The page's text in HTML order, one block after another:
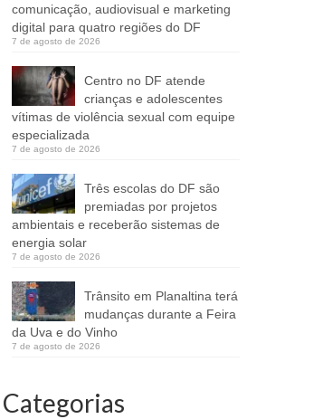
comunicação, audiovisual e marketing
digital para quatro regiões do DF
7 de agosto de 2026
Centro no DF atende
crianças e adolescentes
vítimas de violência sexual com equipe
especializada
7 de agosto de 2026
Três escolas do DF são
premiadas por projetos
ambientais e receberão sistemas de
energia solar
7 de agosto de 2026
Trânsito em Planaltina terá
mudanças durante a Feira
da Uva e do Vinho
7 de agosto de 2026
Categorias